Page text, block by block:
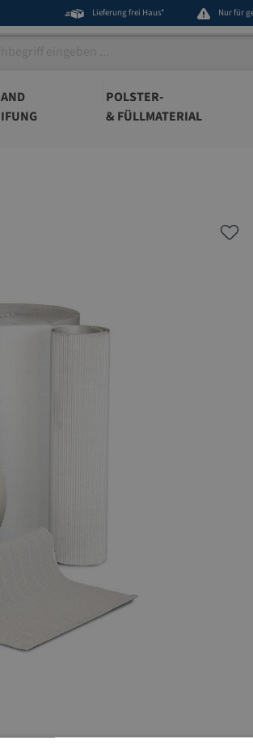
Lieferung frei Haus* Nur für
POLSTER-
& FÜLLMATERIAL